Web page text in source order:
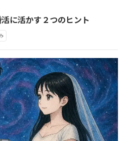
に活かす２つのヒント